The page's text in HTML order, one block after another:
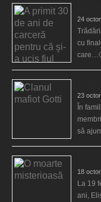
24
cu
care…
23
În
să
18
La 19
ani,